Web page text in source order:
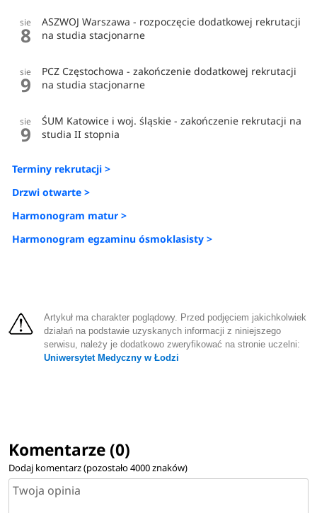
sie
8
ASZWOJ Warszawa - rozpoczęcie dodatkowej rekrutacji
na studia stacjonarne
sie
9
PCZ Częstochowa - zakończenie dodatkowej rekrutacji
na studia stacjonarne
sie
9
ŚUM Katowice i woj. śląskie - zakończenie rekrutacji na
studia II stopnia
Terminy rekrutacji >
Drzwi otwarte >
Harmonogram matur >
Harmonogram egzaminu ósmoklasisty >
Artykuł ma charakter poglądowy. Przed podjęciem jakichkolwiek
działań na podstawie uzyskanych informacji z niniejszego
serwisu, należy je dodatkowo zweryfikować na stronie uczelni:
Uniwersytet Medyczny w Łodzi
Komentarze (0)
Dodaj komentarz (pozostało4000znaków)